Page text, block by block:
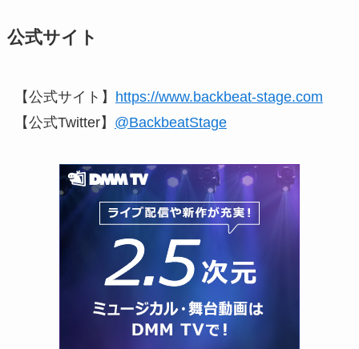
公式サイト
【公式サイト】 https://www.backbeat-stage.com
【公式Twitter】 @BackbeatStage